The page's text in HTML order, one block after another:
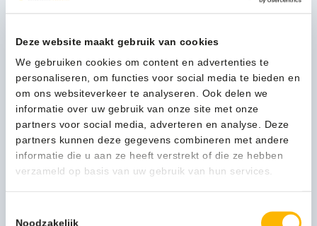
Deze website maakt gebruik van cookies
We gebruiken cookies om content en advertenties te
personaliseren, om functies voor social media te bieden en
om ons websiteverkeer te analyseren. Ook delen we
informatie over uw gebruik van onze site met onze
partners voor social media, adverteren en analyse. Deze
partners kunnen deze gegevens combineren met andere
informatie die u aan ze heeft verstrekt of die ze hebben
verzameld op basis van uw gebruik van hun services.
Noodzakelijk
Fandy 2 Tafelafvalbak 2,2 liter zwart - VB 920622
7,14(8,64 Incl. btw)